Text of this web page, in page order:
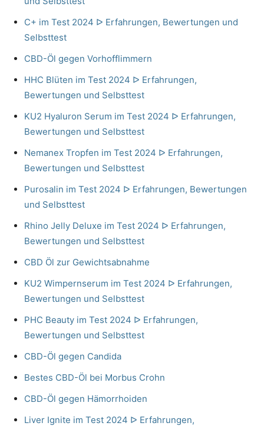
C+ im Test 2024 ᐅ Erfahrungen, Bewertungen und
Selbsttest
CBD-Öl gegen Vorhofflimmern
HHC Blüten im Test 2024 ᐅ Erfahrungen,
Bewertungen und Selbsttest
KU2 Hyaluron Serum im Test 2024 ᐅ Erfahrungen,
Bewertungen und Selbsttest
Nemanex Tropfen im Test 2024 ᐅ Erfahrungen,
Bewertungen und Selbsttest
Purosalin im Test 2024 ᐅ Erfahrungen, Bewertungen
und Selbsttest
Rhino Jelly Deluxe im Test 2024 ᐅ Erfahrungen,
Bewertungen und Selbsttest
CBD Öl zur Gewichtsabnahme
KU2 Wimpernserum im Test 2024 ᐅ Erfahrungen,
Bewertungen und Selbsttest
PHC Beauty im Test 2024 ᐅ Erfahrungen,
Bewertungen und Selbsttest
CBD-Öl gegen Candida
Bestes CBD-Öl bei Morbus Crohn
CBD-Öl gegen Hämorrhoiden
Liver Ignite im Test 2024 ᐅ Erfahrungen,